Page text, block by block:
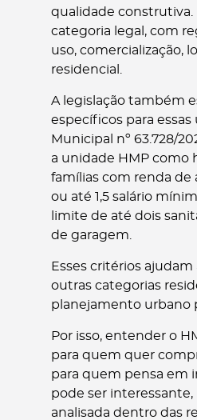
qualidade construtiva.
categoria legal, com
uso, comercialização,
residencial.
A legislação também
específicos para
Municipal nº 63.728/
a unidade HMP como
famílias com renda de
ou até 1,5 salário
limite de até dois
de garagem.
Esses critérios
outras categorias
planejamento urbano
Por isso, entender o
para quem quer
para quem pensa em
pode ser interessante,
analisada dentro das